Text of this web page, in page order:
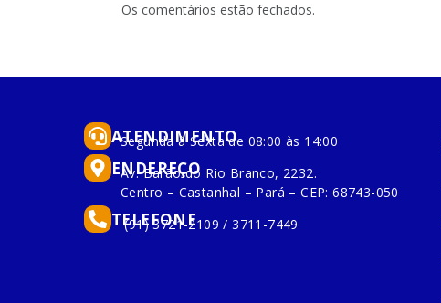
Os comentários estão fechados.
ATENDIMENTO
Segunda à Sexta de 08:00 às 14:00
ENDEREÇO
Av. Barão do Rio Branco, 2232.
Centro – Castanhal – Pará – CEP: 68743-050
TELEFONE
(91) 3721-2109 / 3711-7449